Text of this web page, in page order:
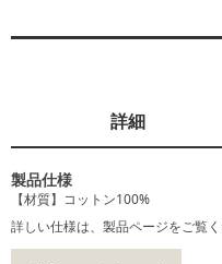
詳細
製品仕様
【材質】コットン100%
詳しい仕様は、製品ページをご覧く